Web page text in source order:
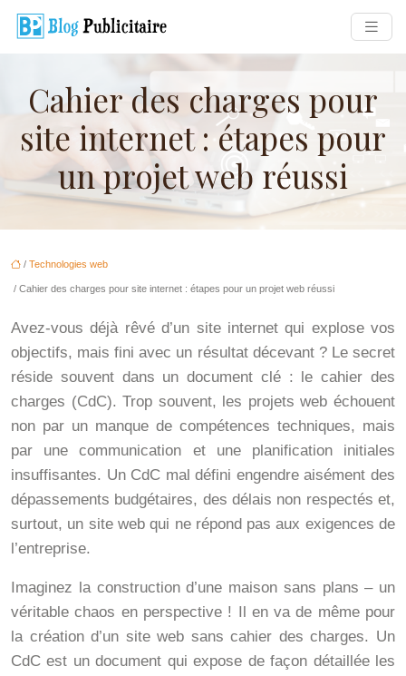
Cahier des charges pour
site internet : étapes pour
un projet web réussi
/ Technologies web
/ Cahier des charges pour site internet : étapes pour un projet web réussi
Avez-vous déjà rêvé d’un site internet qui explose vos
objectifs, mais fini avec un résultat décevant ? Le secret
réside souvent dans un document clé : le cahier des
charges (CdC). Trop souvent, les projets web échouent
non par un manque de compétences techniques, mais
par une communication et une planification initiales
insuffisantes. Un CdC mal défini engendre aisément des
dépassements budgétaires, des délais non respectés et,
surtout, un site web qui ne répond pas aux exigences de
l’entreprise.
Imaginez la construction d’une maison sans plans – un
véritable chaos en perspective ! Il en va de même pour
la création d’un site web sans cahier des charges. Un
CdC est un document qui expose de façon détaillée les